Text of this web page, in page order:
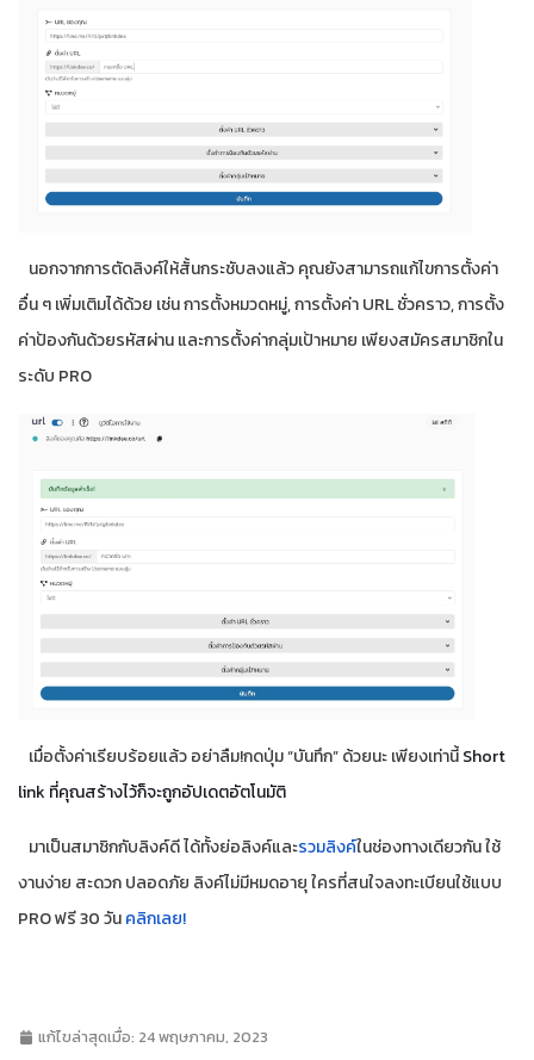
นอกจากการตัดลิงค์ให้สั้นกระชับลงแล้ว คุณยังสามารถแก้ไขการตั้งค่า
อื่น ๆ เพิ่มเติมได้ด้วย เช่น การตั้งหมวดหมู่, การตั้งค่า URL ชั่วคราว, การตั้ง
ค่าป้องกันด้วยรหัสผ่าน และการตั้งค่ากลุ่มเป้าหมาย เพียงสมัครสมาชิกใน
ระดับ PRO
เมื่อตั้งค่าเรียบร้อยแล้ว อย่าลืม!กดปุ่ม “บันทึก” ด้วยนะ เพียงเท่านี้Short
link ที่คุณสร้างไว้ก็จะถูกอัปเดตอัตโนมัติ
มาเป็นสมาชิกกับลิงค์ดี ได้ทั้งย่อลิงค์และรวมลิงค์ในช่องทางเดียวกัน ใช้
งานง่าย สะดวก ปลอดภัย ลิงค์ไม่มีหมดอายุ ใครที่สนใจลงทะเบียนใช้แบบ
PRO ฟรี 30 วันคลิกเลย!
แก้ไขล่าสุดเมื่อ: 24 พฤษภาคม, 2023